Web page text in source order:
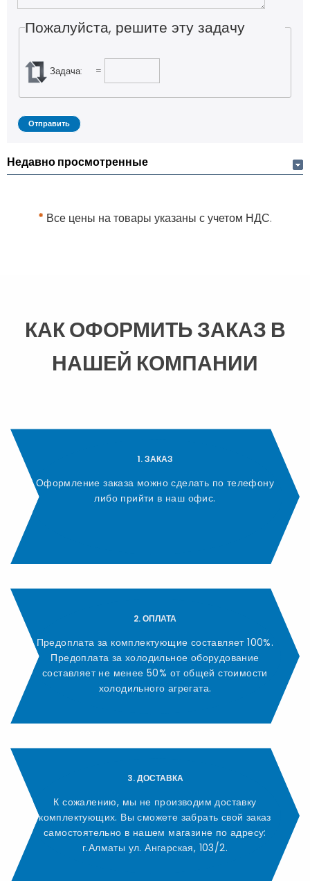
Пожалуйста, решите эту задачу
Задача: =
Недавно просмотренные
* Все цены на товары указаны с учетом НДС.
КАК ОФОРМИТЬ ЗАКАЗ В
НАШЕЙ КОМПАНИИ
1. ЗАКАЗ
Оформление заказа можно сделать по телефону
либо прийти в наш офис.
2. ОПЛАТА
Предоплата за комплектующие составляет 100%.
Предоплата за холодильное оборудование
составляет не менее 50% от общей стоимости
холодильного агрегата.
3. ДОСТАВКА
К сожалению, мы не производим доставку
комплектующих. Вы сможете забрать свой заказ
самостоятельно в нашем магазине по адресу:
г.Алматы ул. Ангарская, 103/2.